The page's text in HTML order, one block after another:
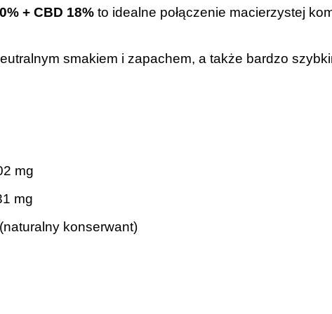
+ CBD 18% to idealne połączenie macierzystej
smakiem i zapachem, a także bardzo
mg
mg
(naturalny konserwant)